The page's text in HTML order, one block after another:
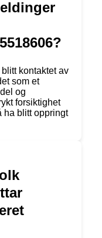
kontaktet av
som et
og
forsiktighet
ha blitt oppringt